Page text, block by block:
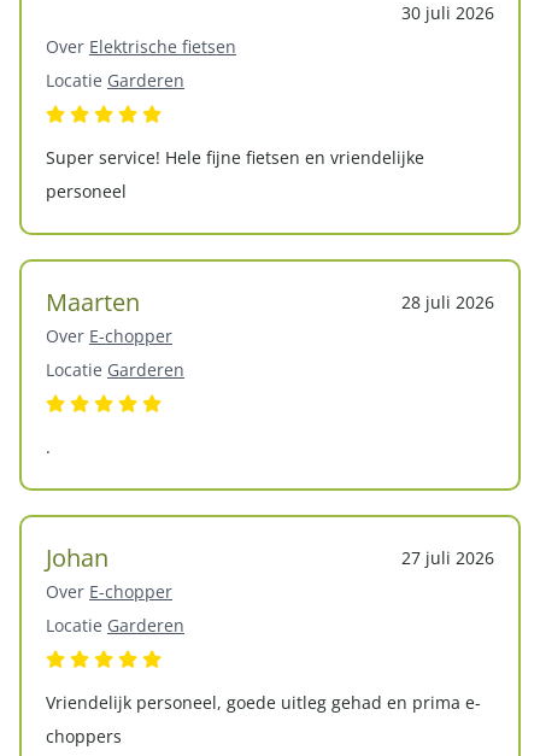
30 juli 2026
Over Elektrische fietsen
Locatie Garderen
Super service! Hele fijne fietsen en vriendelijke
personeel
Maarten
28 juli 2026
Over E-chopper
Locatie Garderen
.
Johan
27 juli 2026
Over E-chopper
Locatie Garderen
Vriendelijk personeel, goede uitleg gehad en prima e-
choppers